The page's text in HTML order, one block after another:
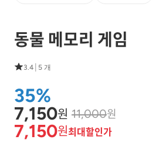
동물 메모리 게임
3.4 5 개
35%
7,150원 11,000원
7,150원최대할인가